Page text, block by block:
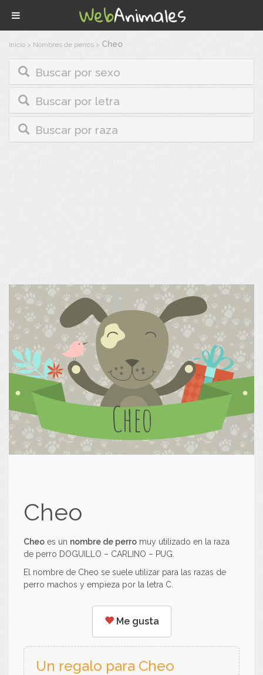
Inicio > Nombres de perros > Cheo
Buscar por sexo
Buscar por letra
Buscar por raza
Cheo
Cheo
Cheo es un nombre de perro muy utilizado en la raza
de perro DOGUILLO – CARLINO – PUG.
El nombre de Cheo se suele utilizar para las razas de
perro machos y empieza por la letra C.
Me gusta
Un regalo para Cheo